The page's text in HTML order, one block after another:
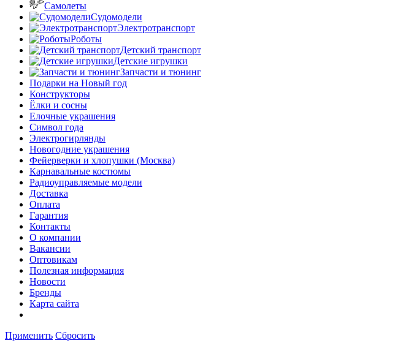
Самолеты
Судомодели
Электротранспорт
Роботы
Детский транспорт
Детские игрушки
Запчасти и тюнинг
Подарки на Новый год
Конструкторы
Ёлки и сосны
Елочные украшения
Символ года
Электрогирлянды
Новогодние украшения
Фейерверки и хлопушки (Москва)
Карнавальные костюмы
Радиоуправляемые модели
Доставка
Оплата
Гарантия
Контакты
О компании
Вакансии
Оптовикам
Полезная информация
Новости
Бренды
Карта сайта
Применить Сбросить